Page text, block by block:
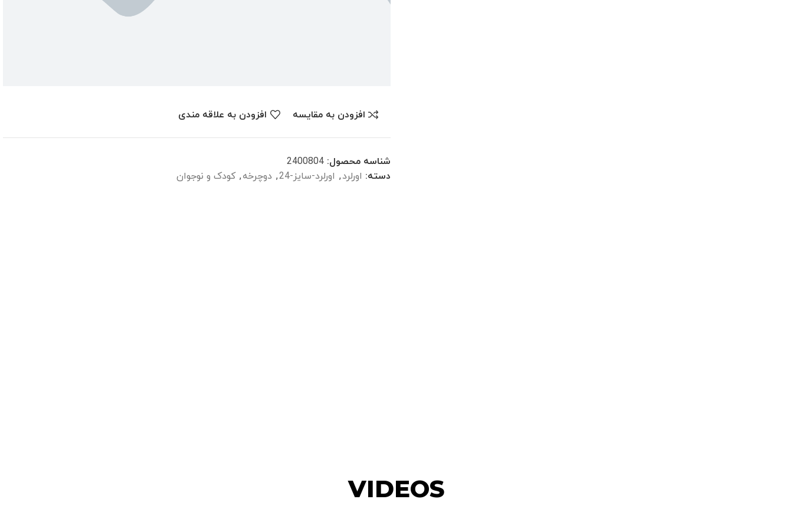
افزودن به مقایسه افزودن به علاقه مندی
شناسه محصول: 2400804
دسته: اورلرد, اورلرد-سایز-24 , دوچرخه, کودک و نوجوان
VIDEOS